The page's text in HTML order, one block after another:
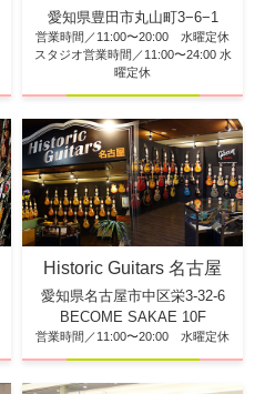
愛知県豊田市丸山町3−6−1
営業時間／11:00〜20:00 水曜定休
スタジオ営業時間／11:00〜24:00 水
曜定休
Historic Guitars 名古屋
愛知県名古屋市中区栄3-32-6
BECOME SAKAE 10F
営業時間／11:00〜20:00 水曜定休